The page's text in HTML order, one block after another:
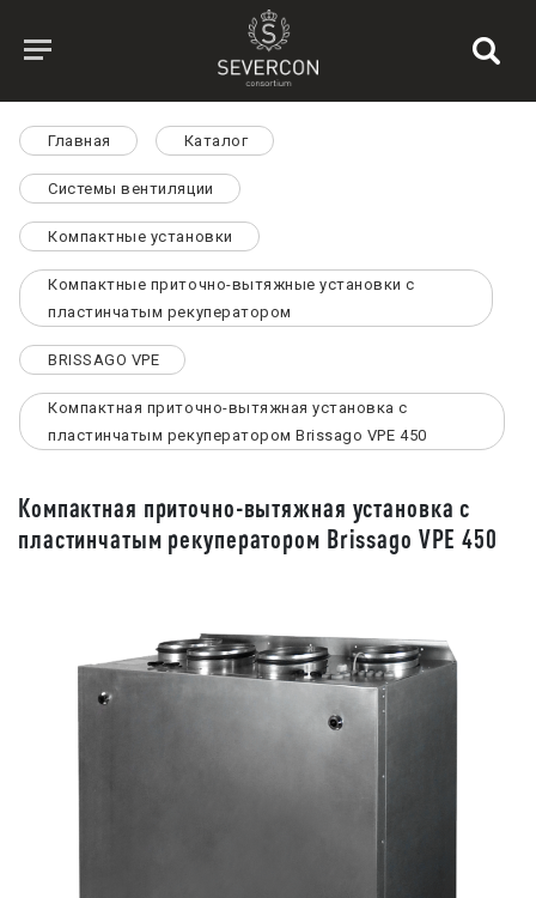
Главная Каталог
Системы вентиляции
Компактные установки
Компактные приточно-вытяжные установки с
пластинчатым рекуператором
BRISSAGO VPE
Компактная приточно-вытяжная установка с
пластинчатым рекуператором Brissago VPE 450
Компактная приточно-вытяжная установка с
пластинчатым рекуператором Brissago VPE 450